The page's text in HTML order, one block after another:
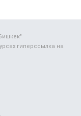
гиперссылка на